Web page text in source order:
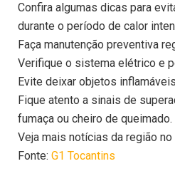
Confira algumas dicas para
durante o período de calor
Faça manutenção preventiva
Verifique o sistema elétrico e
Evite deixar objetos
Fique atento a sinais de
fumaça ou cheiro de queimado.
Veja mais notícias da região no
Fonte: G1 Tocantins